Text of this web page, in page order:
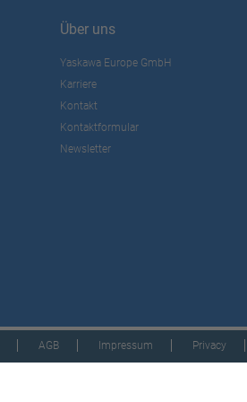
Über uns
Yaskawa Europe GmbH
Karriere
Kontakt
Kontaktformular
Newsletter
AGB Impressum Privacy